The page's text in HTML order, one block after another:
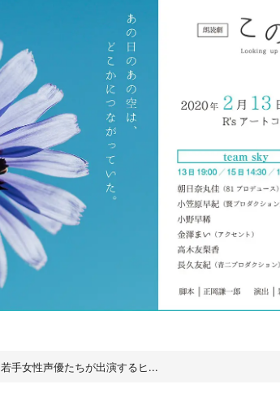
若手女性声優たちが出演するヒ...